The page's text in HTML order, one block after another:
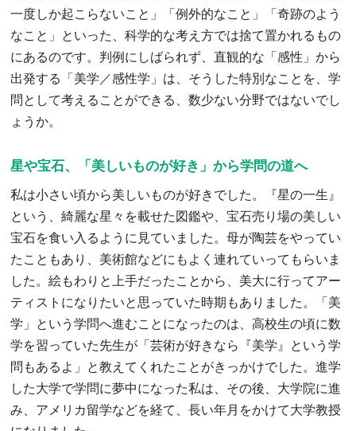
一度しか起こらないこと」「例外的なこと」「奇跡のよう
なこと」といった、科学的な考え方では捨て置かれるもの
にあるのです。判例にしばられず、直観的な「感性」から
出発する「美学／感性学」は、そうした特別なことを、学
問として考えることができる、数少ない分野ではないでし
ょうか。
星や宝石、「美しいものが好き」から学問の道へ
私は小さい頃から美しいものが好きでした。『星の一生』
という、綺麗な星々を載せた図鑑や、宝石売り場の美しい
宝石を食い入るように見ていました。母が陶芸をやってい
たこともあり、美術館などにもよく連れていってもらいま
した。絵もわりと上手だったことから、美大に行ってアー
ティストになりたいと思っていた時期もありました。「美
学」という学問へ進むことになったのは、高校生の頃に数
学を習っていた先生が「芸術が好きなら『美学』という学
問もあるよ」と教えてくれたことがきっかけでした。進学
した大学で学問に夢中になった私は、その後、大学院に進
み、アメリカ留学などを経て、長い年月をかけて大学教授